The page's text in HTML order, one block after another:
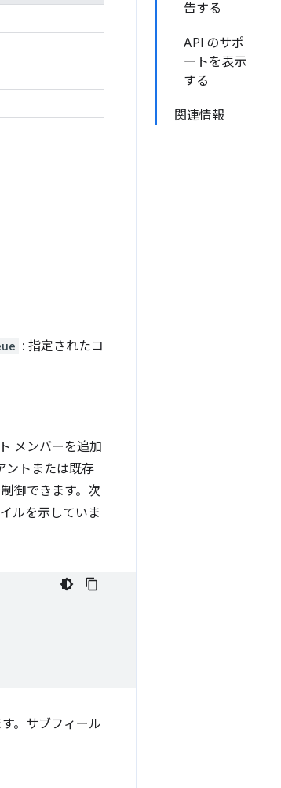
告する
API のサポ
ートを表示
する
関連情報
: 指定されたコ
メンバーを追加
ントまたは既存
御できます。次
ルを示していま
。サブフィール